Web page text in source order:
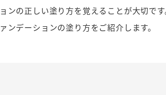
ンの正しい塗り方を覚えることが大切で
デーションの塗り方をご紹介します。